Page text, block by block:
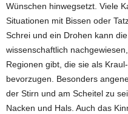
Wünschen hinwegsetzt. Viele
Situationen mit Bissen oder
Schrei und ein Drohen kann
wissenschaftlich
Regionen gibt, die sie als
bevorzugen. Besonders
der Stirn und am Scheitel zu
Nacken und Hals. Auch das